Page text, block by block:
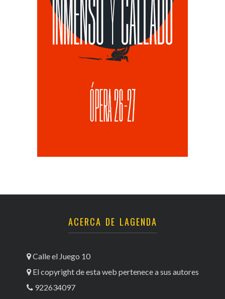
ACERCA DE LAGENDA
Calle el Juego 10
El copyright de esta web pertenece a sus autores
922634097